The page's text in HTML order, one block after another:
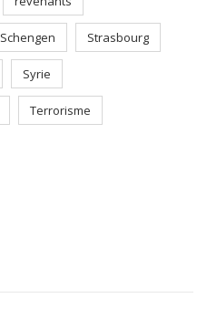
Schengen Strasbourg
Syrie
Terrorisme